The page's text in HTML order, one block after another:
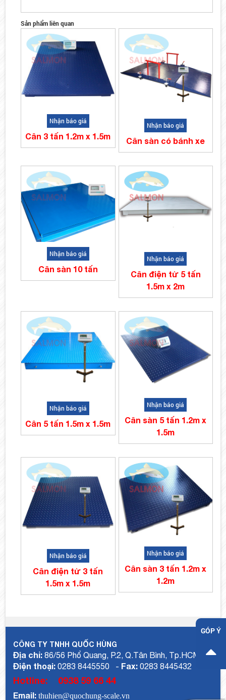
Sản phẩm liên quan
Nhận báo giá
Cân 3 tấn 1.2m x 1.5m
Nhận báo giá
Cân sàn có bánh xe
Nhận báo giá
Cân sàn 10 tấn
Nhận báo giá
Cân điện tử 5 tấn
1.5m x 2m
Nhận báo giá
Cân 5 tấn 1.5m x 1.5m
Nhận báo giá
Cân sàn 5 tấn 1.2m x
1.5m
Nhận báo giá
Cân điện tử 3 tấn
1.5m x 1.5m
Nhận báo giá
Cân sàn 3 tấn 1.2m x
1.2m
CÔNG TY TNHH QUỐC HÙNG
Địa chỉ: 86/56 Phổ Quang, P.2, Q.Tân Bình, Tp.HCM
Điện thoại:0283 8445550 - Fax: 0283 8445432
Hotline: 0938 59 66 44
Email: thuhien@quochung-scale.vn
GÓP Ý